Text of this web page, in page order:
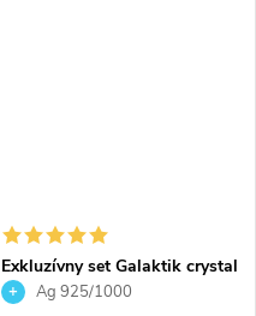
Exkluzívny set Galaktik crystal
PeridotAg 925/1000